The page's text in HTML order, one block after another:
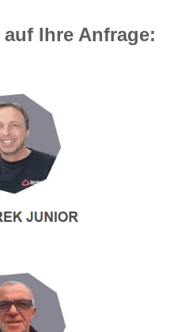
Ihre Anfrage: